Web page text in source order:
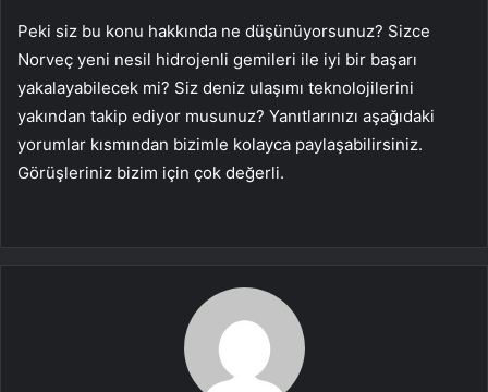
Peki siz bu konu hakkında ne düşünüyorsunuz? Sizce
Norveç yeni nesil hidrojenli gemileri ile iyi bir başarı
yakalayabilecek mi? Siz deniz ulaşımı teknolojilerini
yakından takip ediyor musunuz? Yanıtlarınızı aşağıdaki
yorumlar kısmından bizimle kolayca paylaşabilirsiniz.
Görüşleriniz bizim için çok değerli.